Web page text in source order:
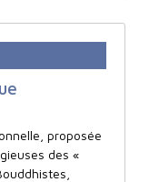
proposée
des «